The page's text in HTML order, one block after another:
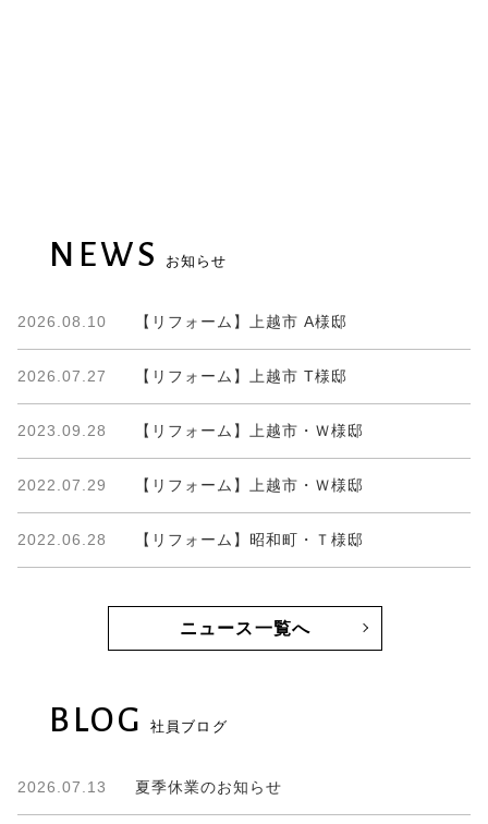
NEWS お知らせ
2026.08.10 【リフォーム】上越市 A様邸
2026.07.27 【リフォーム】上越市 T様邸
2023.09.28 【リフォーム】上越市・Ｗ様邸
2022.07.29 【リフォーム】上越市・Ｗ様邸
2022.06.28 【リフォーム】昭和町・Ｔ様邸
ニュース一覧へ
BLOG 社員ブログ
2026.07.13 夏季休業のお知らせ